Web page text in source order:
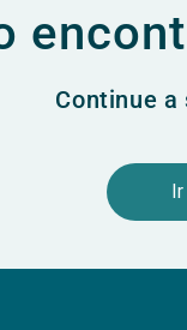
Continue a